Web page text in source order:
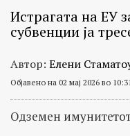
Истрагата на ЕУ
субвенции ја
Автор: Елени
Објавено на 02 мај 2026 во 10:31
Одземен